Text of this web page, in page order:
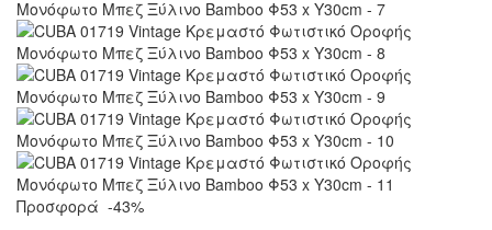
Προσφορά -43%